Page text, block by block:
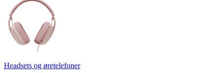
Headsets og øretelefoner